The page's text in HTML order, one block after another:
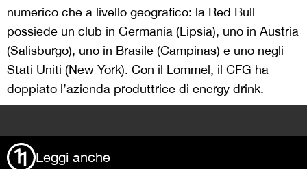
numerico che a livello geografico: la Red Bull
possiede un club in Germania (Lipsia), uno in Austria
(Salisburgo), uno in Brasile (Campinas) e uno negli
Stati Uniti (New York). Con il Lommel, il CFG ha
doppiato l’azienda produttrice di energy drink.
Leggi anche